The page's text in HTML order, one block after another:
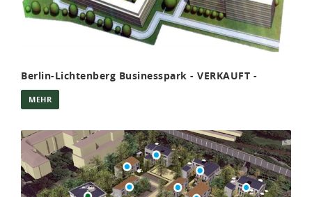
Berlin-Lichtenberg Businesspark - VERKAUFT -
MEHR